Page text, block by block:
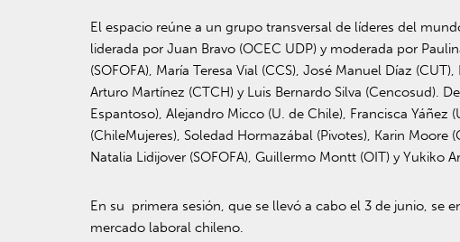
El espacio reúne a un grupo transversal de líderes del
liderada por Juan Bravo (OCEC UDP) y moderada por
(SOFOFA), María Teresa Vial (CCS), José Manuel Díaz
Arturo Martínez (CTCH) y Luis Bernardo Silva (Cencosud).
Espantoso), Alejandro Micco (U. de Chile), Francisca
(ChileMujeres), Soledad Hormazábal (Pivotes), Karin Moore
Natalia Lidijover (SOFOFA), Guillermo Montt (OIT) y Yukiko
En su primera sesión, que se llevó a cabo el 3 de junio, se
mercado laboral chileno.